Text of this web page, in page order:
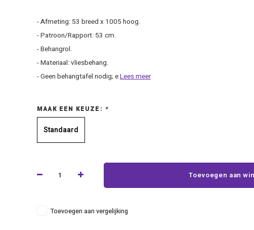
- Afmeting: 53 breed x 1005 hoog.
- Patroon/Rapport: 53 cm.
- Behangrol.
- Materiaal: vliesbehang.
- Geen behangtafel nodig; eLees meer
MAAK EEN KEUZE: *
Standaard
Toevoegen aan
Toevoegen aan vergelijking